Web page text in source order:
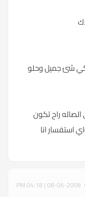
شئ جميل وحلو
راح تكون
استفسار انا